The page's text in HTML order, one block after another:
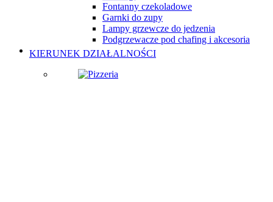
Fontanny czekoladowe
Garnki do zupy
Lampy grzewcze do jedzenia
Podgrzewacze pod chafing i akcesoria
KIERUNEK DZIAŁALNOŚCI